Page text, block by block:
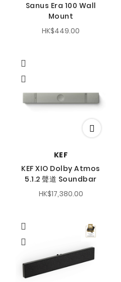
Sanus Era 100 Wall
Mount
HK$449.00
KEF
KEF XIO Dolby Atmos
5.1.2 聲道 Soundbar
HK$17,380.00